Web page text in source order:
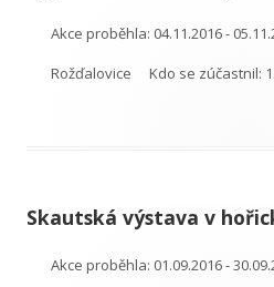
Akce proběhla: 04.11.2016 -
Rožďalovice
Kdo se zúčastnil:
Skautská výstava v
Akce proběhla: 01.09.2016 -